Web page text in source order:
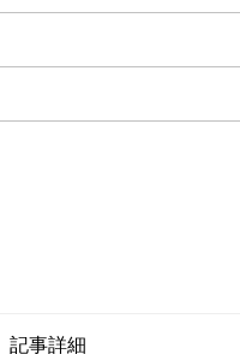
記事詳細